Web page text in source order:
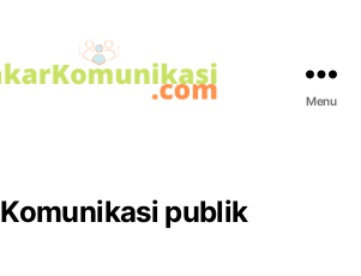
Menu
Komunikasi publik